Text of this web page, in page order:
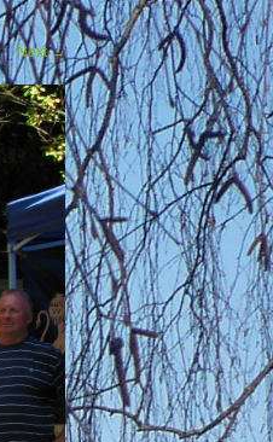
Next→